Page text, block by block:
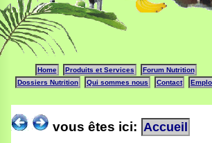
Home Produits et Services
Forum Nutrition
Dossiers Nutrition
Qui sommes nous Contact
vous êtes ici: Accueil